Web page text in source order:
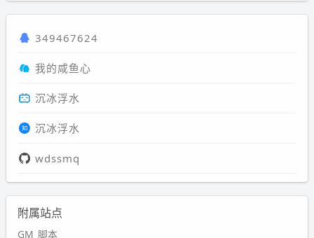
349467624
我的咸鱼心
沉冰浮水
沉冰浮水
wdssmq
附属站点
GM_脚本